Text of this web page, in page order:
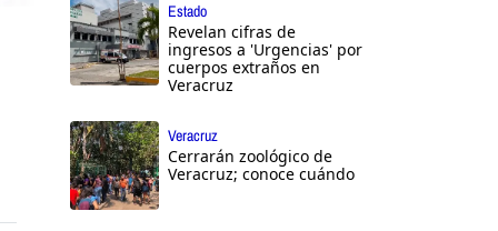
Estado
Revelan cifras de
ingresos a 'Urgencias' por
cuerpos extraños en
Veracruz
Veracruz
Cerrarán zoológico de
Veracruz; conoce cuándo